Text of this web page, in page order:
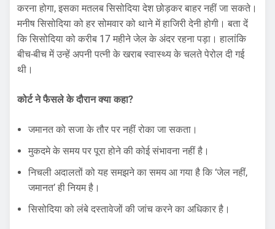
करना होगा, इसका मतलब सिसोदिया देश छोड़कर बाहर नहीं जा सकते।
मनीष सिसोदिया को हर सोमवार को थाने में हाजिरी देनी होगी। बता दें
कि सिसोदिया को करीब 17 महीने जेल के अंदर रहना पड़ा। हालांकि
बीच-बीच में उन्हें अपनी पत्नी के खराब स्वास्थ्य के चलते पेरोल दी गई
थी।
कोर्ट ने फैसले के दौरान क्या कहा?
जमानत को सजा के तौर पर नहीं रोका जा सकता।
मुकदमे के समय पर पूरा होने की कोई संभावना नहीं है।
निचली अदालतों को यह समझने का समय आ गया है कि ‘जेल नहीं,
जमानत’ ही नियम है।
सिसोदिया को लंबे दस्तावेजों की जांच करने का अधिकार है।